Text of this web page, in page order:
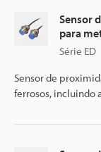
Sensor
para
Série ED
Sensor de
ferrosos, incluindo